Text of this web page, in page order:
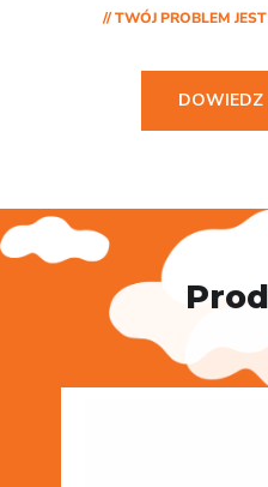
// TWÓJ PROBLEM
DOWIEDZ